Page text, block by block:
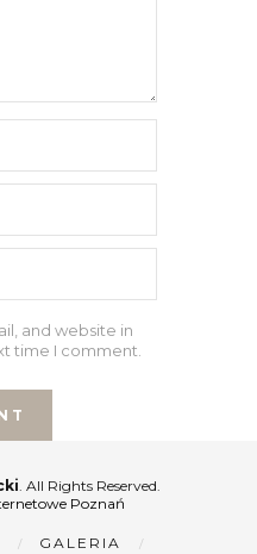
and website in
time I comment.
. All Rights Reserved.
Poznań
GALERIA